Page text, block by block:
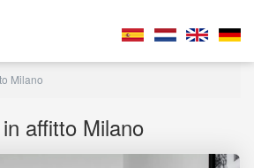
Milano
affitto Milano